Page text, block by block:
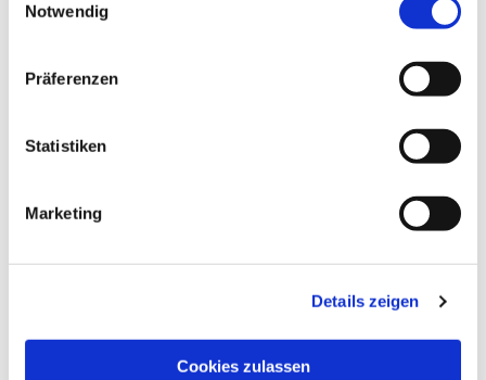
Notwendig
Präferenzen
Statistiken
Marketing
Details zeigen
Cookies zulassen
interessieren